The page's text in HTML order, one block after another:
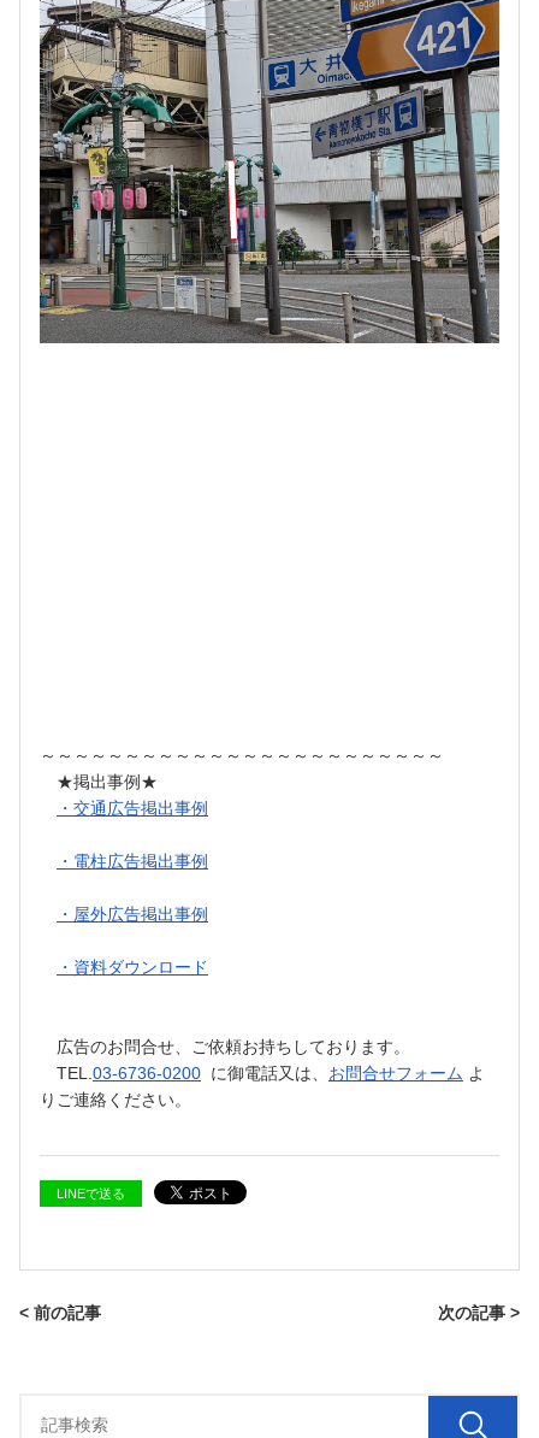
～～～～～～～～～～～～～～～～～～～～～～～～
★掲出事例★
・交通広告掲出事例
・電柱広告掲出事例
・屋外広告掲出事例
・資料ダウンロード
広告のお問合せ、ご依頼お持ちしております。
TEL.03-6736-0200 に御電話又は、 お問合せフォーム よ
りご連絡ください。
LINEで送る
< 前の記事 次の記事 >